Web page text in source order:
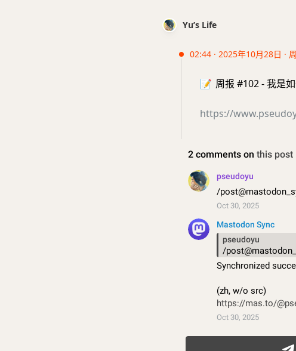
Yu’s Life
02:44 · 2025年10月28日 ·
📝 周报 #102 - 我是
https://